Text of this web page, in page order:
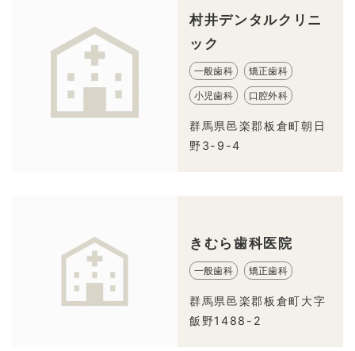
村井デンタルクリニ
ック
一般歯科 矯正歯科
小児歯科 口腔外科
群馬県邑楽郡板倉町朝日
野3-9-4
きむら歯科医院
一般歯科 矯正歯科
群馬県邑楽郡板倉町大字
飯野1488-2